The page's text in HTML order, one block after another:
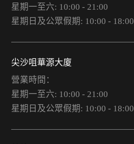
星期一至六: 10:00 - 21:00
星期日及公眾假期: 10:00 - 18:00
尖沙咀華源大廈
營業時間：
星期一至六: 10:00 - 21:00
星期日及公眾假期: 10:00 - 18:00